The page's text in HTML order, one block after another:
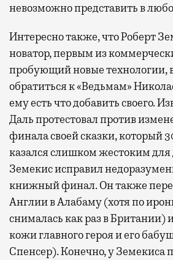
невозможно представить в
Интересно также, что Роберт
новатор, первым из
пробующий новые технологии,
обратиться к «Ведьмам»
ему есть что добавить своего.
Даль протестовал против
финала своей сказки, который
казался слишком жестоким для
Земекис исправил
книжный финал. Он также
Англии в Алабаму (хотя по
снималась как раз в Британии)
кожи главного героя и его
Спенсер). Конечно, у Земекиса